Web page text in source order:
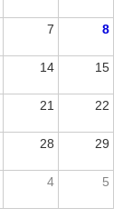
7 8
14 15
21 22
28 29
4 5